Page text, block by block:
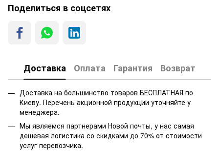
Поделиться в соцсетях
Доставка Оплата Гарантия Возврат
Доставка на большинство товаров БЕСПЛАТНАЯ по
Киеву. Перечень акционной продукции уточняйте у
менеджера.
Мы являемся партнерами Новой почты, у нас самая
дешевая логистика со скидками до 70% от стоимости
услуг перевозчика.